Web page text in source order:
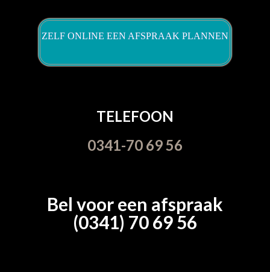
ZELF ONLINE EEN AFSPRAAK PLANNEN
TELEFOON
0341-70 69 56
Bel voor een afspraak
(0341) 70 69 56